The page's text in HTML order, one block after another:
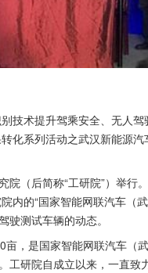
技术提升驾乘安全、无人
系列活动之武汉新能源
（后简称“工研院”）举行
内的“国家智能网联汽车（
测试车辆的动态。
，是国家智能网联汽车（
工研院自成立以来，一直